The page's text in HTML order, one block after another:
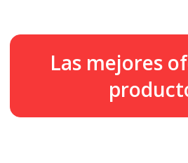
Las mejores